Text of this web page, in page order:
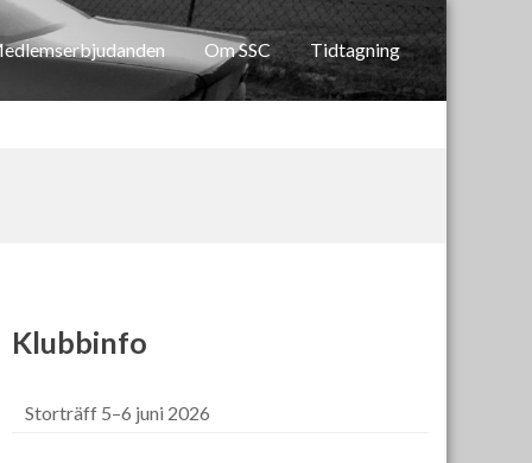
Om SSC Tidtagning
Klubbinfo
Storträff 5–6 juni 2026